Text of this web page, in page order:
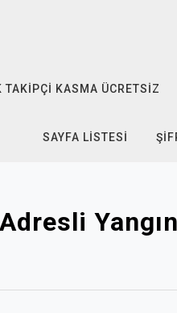
TAKIPÇI KASMA ÜCRETSIZ
SAYFA LISTESI
Adresli